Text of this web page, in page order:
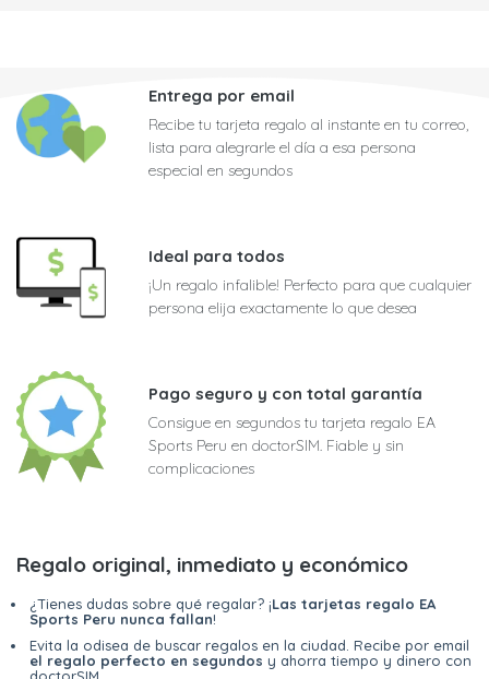
Entrega por email
Recibe tu tarjeta regalo al instante en tu correo,
lista para alegrarle el día a esa persona
especial en segundos
Ideal para todos
¡Un regalo infalible! Perfecto para que cualquier
persona elija exactamente lo que desea
Pago seguro y con total garantía
Consigue en segundos tu tarjeta regalo EA
Sports Peru en doctorSIM. Fiable y sin
complicaciones
Regalo original, inmediato y económico
¿Tienes dudas sobre qué regalar? ¡Las tarjetas regalo EA
Sports Peru nunca fallan!
Evita la odisea de buscar regalos en la ciudad. Recibe por email
el regalo perfecto en segundos y ahorra tiempo y dinero con